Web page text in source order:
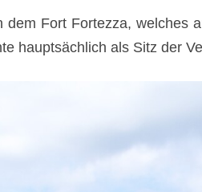
dem Fort Fortezza, welches
hauptsächlich als Sitz der